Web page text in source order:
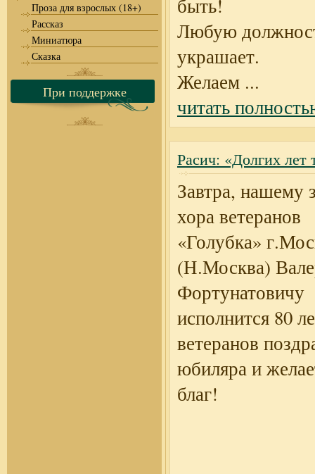
Проза для взрослых (18+)
Рассказ
Миниатюра
Сказка
При поддержке
быть!
Любую
украшает.
Желаем ...
читать
Расич: «Долгих лет
Завтра, нашему
хора ветеранов
«Голубка»
(Н.Москва)
Фортунатовичу
исполнится 80
ветеранов
юбиляра и
благ!